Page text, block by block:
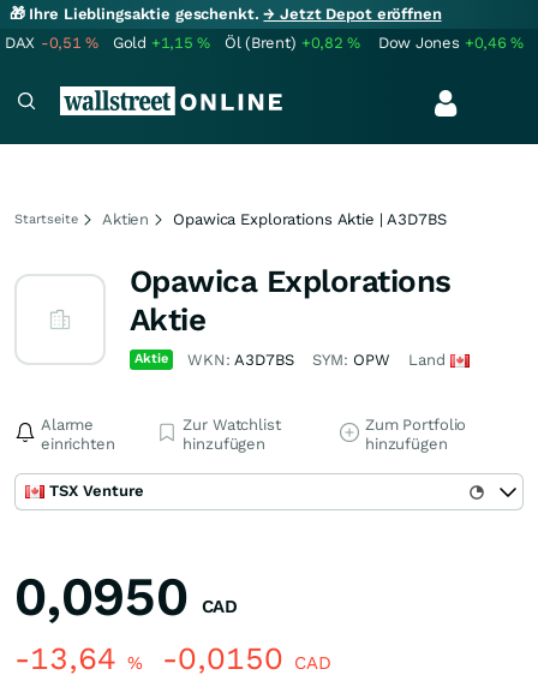
🎁 Ihre Lieblingsaktie geschenkt.→ Jetzt Depot eröffnen
DAX -0,51% Gold +1,15% Öl (Brent) +0,82% Dow Jones +0,46%
Startseite Aktien Opawica Explorations Aktie | A3D7BS
Opawica Explorations
Aktie
Aktie WKN:A3D7BS SYM: OPW Land
Alarme
einrichten
Zur Watchlist
hinzufügen
Zum Portfolio
hinzufügen
TSX Venture
0,0950 CAD
-13,64 % -0,0150 CAD